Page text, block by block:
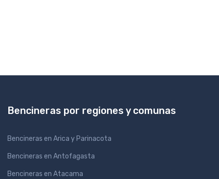
Bencineras por regiones y comunas
Bencineras en Arica y Parinacota
Bencineras en Antofagasta
Bencineras en Atacama